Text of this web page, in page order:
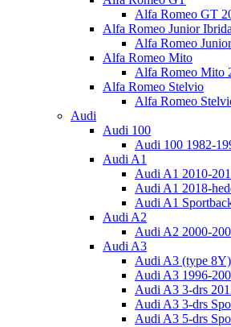
Alfa Romeo GT
Alfa Romeo Junior Ibrida
Alfa Romeo
Alfa Romeo Mito
Alfa Romeo Mito
Alfa Romeo Stelvio
Alfa Romeo
Audi
Audi 100
Audi 100 1982-
Audi A1
Audi A1 2010-
Audi A1 2018-
Audi A1
Audi A2
Audi A2 2000-
Audi A3
Audi A3 (type
Audi A3 1996-
Audi A3 3-drs
Audi A3 3-drs
Audi A3 5-drs